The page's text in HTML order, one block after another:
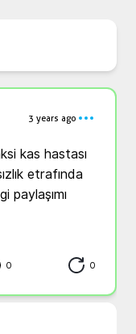
3 years ago
kas hastası
etrafında
paylaşımı
0 0